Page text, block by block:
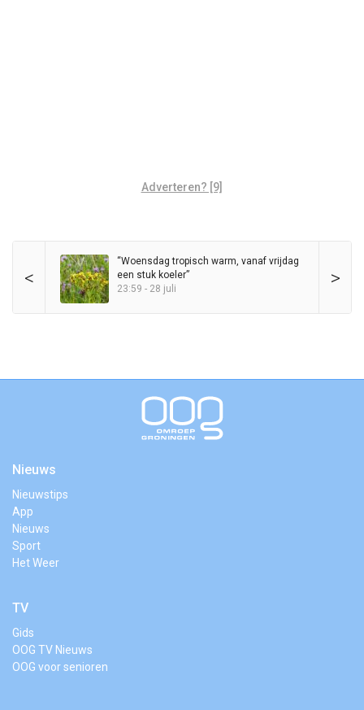
Adverteren? [9]
< >
“Woensdag tropisch warm, vanaf vrijdag
een stuk koeler”
23:59 - 28 juli
Nieuws
Nieuwstips
App
Nieuws
Sport
Het Weer
TV
Gids
OOG TV Nieuws
OOG voor senioren